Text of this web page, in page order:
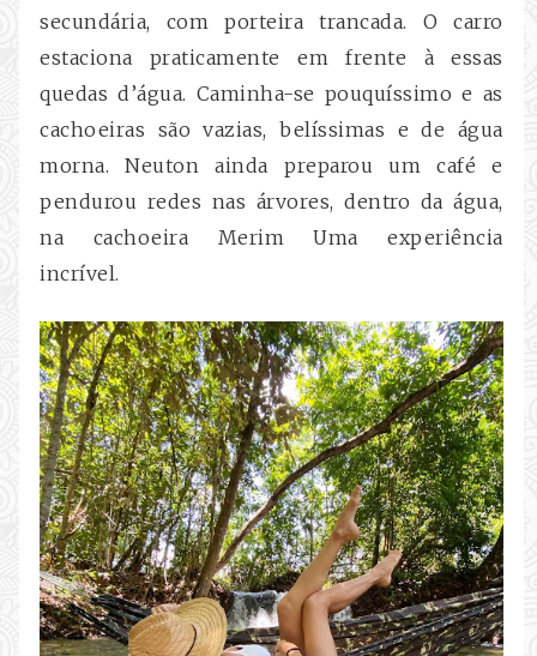
secundária, com porteira trancada. O carro
estaciona praticamente em frente à essas
quedas d’água. Caminha-se pouquíssimo e as
cachoeiras são vazias, belíssimas e de água
morna. Neuton ainda preparou um café e
pendurou redes nas árvores, dentro da água,
na cachoeira Merim Uma experiência
incrível.